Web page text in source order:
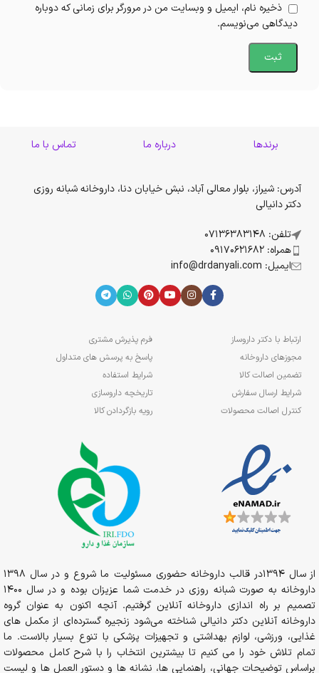
ذخیره نام، ایمیل و وبسایت من در مرورگر برای زمانی که دوباره
دیدگاهی می‌نویسم.
برندها درباره ما تماس با ما
آدرس: شیراز، بلوار معالی آباد، نبش خیابان دنا، داروخانه شبانه روزی
دکتر دانیالی
تلفن: 07136383148
همراه: 09170621682
ایمیل: info@drdanyali.com
ارتباط با دکتر داروساز
مجوزهای داروخانه
تضمین اصالت کالا
شرایط ارسال سفارش
کنترل اصالت محصولات
فرم پذیرش مشتری
پاسخ به پرسش های متداول
شرایط استفاده
تاریخچه داروسازی
رویه بازگردادن کالا
از سال 1394در قالب داروخانه حضوری مسئولیت ما شروع و در سال 1398
داروخانه به صورت شبانه روزی در خدمت شما عزیزان بوده و در سال 1400
تصمیم بر راه اندازی داروخانه آنلاین گرفتیم. آنچه اکنون به عنوان گروه
داروخانه آنلاین دکتر دانیالی شناخته می‌شود زنجیره گسترده‌ای از مکمل های
غذایی، ورزشی، لوازم بهداشتی و تجهیزات پزشکی با تنوع بسیار بالاست. ما
تمام تلاش خود را می کنیم تا بیشترین انتخاب را با شرح کامل محصولات
براساس توضیحات جهانی، راهنمایی ها، نشانه ها و دستور العمل ها و لیست